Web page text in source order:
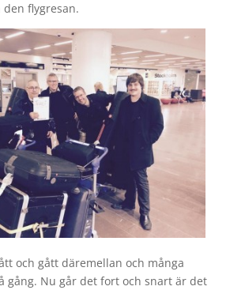
flygresan.
och gått däremellan och många
gång. Nu går det fort och snart är det